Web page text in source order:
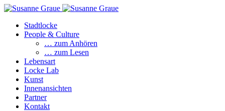
Stadtlocke
People & Culture
… zum Anhören
… zum Lesen
Lebensart
Locke Lab
Kunst
Innenansichten
Partner
Kontakt